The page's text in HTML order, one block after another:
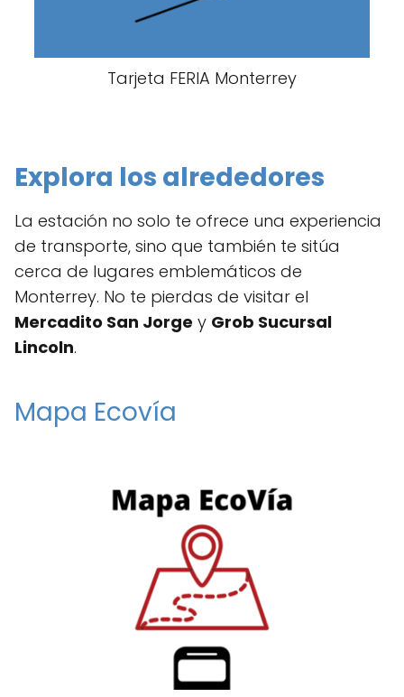
Tarjeta FERIA Monterrey
Explora los alrededores
La estación no solo te ofrece una experiencia
de transporte, sino que también te sitúa
cerca de lugares emblemáticos de
Monterrey. No te pierdas de visitar el
Mercadito San Jorge y Grob Sucursal
Lincoln.
Mapa Ecovía